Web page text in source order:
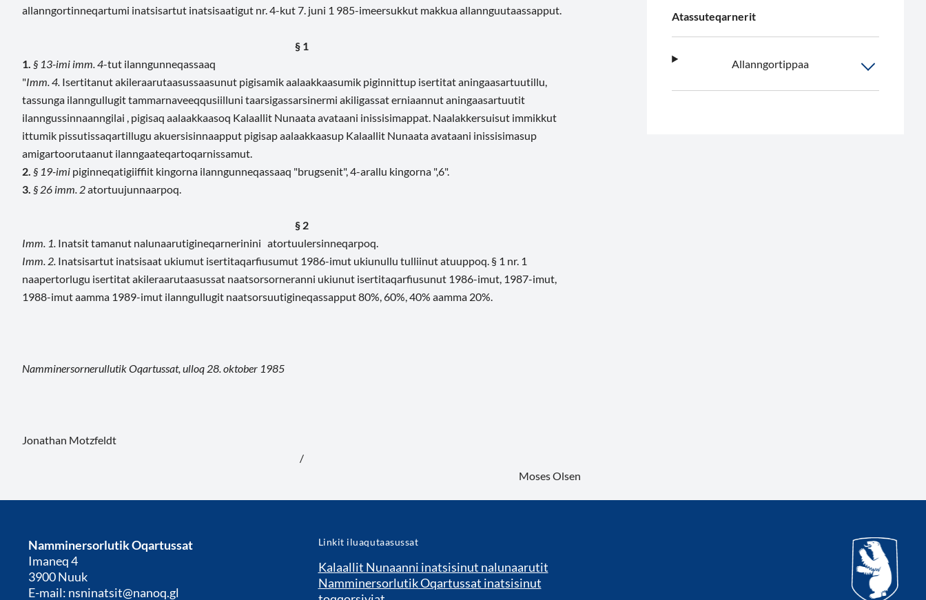
allanngortinneqartumi inatsisartut inatsisaatigut nr. 4-kut 7. juni 1 985-imeersukkut makkua allannguutaassapput.
§ 1
1. § 13-imi imm. 4-tut ilanngunneqassaaq
"Imm. 4. Isertitanut akileraarutaasussaasunut pigisamik aalaakkaasumik piginnittup isertitat aningaasartuutillu,
tassunga ilanngullugit tammarnaveeqqusiilluni taarsigassarsinermi akiligassat erniaannut aningaasartuutit
ilanngussinnaanngilai , pigisaq aalaakkaasoq Kalaallit Nunaata avataani inissisimappat. Naalakkersuisut immikkut
ittumik pissutissaqartillugu akuersisinnaapput pigisap aalaakkaasup Kalaallit Nunaata avataani inissisimasup
amigartoorutaanut ilanngaateqartoqarnissamut.
2. § 19-imi piginneqatigiiffiit kingorna ilanngunneqassaaq "brugsenit", 4-arallu kingorna ",6".
3. § 26 imm. 2atortuujunnaarpoq.
§ 2
Imm. 1. Inatsit tamanut nalunaarutigineqarnerinini atortuulersinneqarpoq.
Imm. 2. Inatsisartut inatsisaat ukiumut isertitaqarfiusumut 1986-imut ukiunullu tulliinut atuuppoq. § 1 nr. 1
naapertorlugu isertitat akileraarutaasussat naatsorsorneranni ukiunut isertitaqarfiusunut 1986-imut, 1987-imut,
1988-imut aamma 1989-imut ilanngullugit naatsorsuutigineqassapput 80%, 60%, 40% aamma 20%.
Namminersornerullutik Oqartussat, ulloq 28. oktober 1985
Jonathan Motzfeldt
/
Moses Olsen
Atassuteqarnerit
Allanngortippaa
Namminersorlutik Oqartussat
Imaneq 4
3900 Nuuk
E-mail: nsninatsit@nanoq.gl
Linkit iluaqutaasussat
Kalaallit Nunaanni inatsisinut nalunaarutit
Namminersorlutik Oqartussat inatsisinut